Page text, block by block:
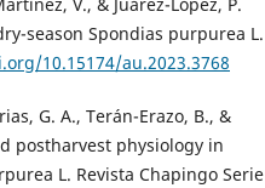
season Spondias purpurea L.
10.15174/au.2023.3768
G. A., Terán-Erazo, B., &
postharvest physiology in
L. Revista Chapingo Serie